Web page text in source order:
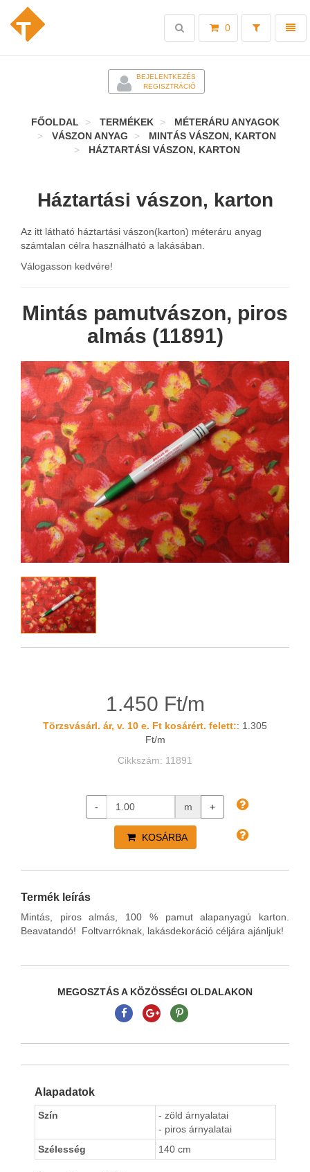
Toggle
0
Toggle
search
BEJELENTKEZÉS
REGISZTRÁCIÓ
FŐOLDAL TERMÉKEK
MÉTERÁRU ANYAGOK
VÁSZON ANYAG
MINTÁS VÁSZON, KARTON
HÁZTARTÁSI VÁSZON, KARTON
Háztartási vászon, karton
Az itt látható háztartási vászon(karton) méteráru anyag
számtalan célra használható a lakásában.
Válogasson kedvére!
Mintás pamutvászon, piros
almás (11891)
1.450 Ft/m
Törzsvásárl. ár, v. 10 e. Ft kosárért. felett:: 1.305
Ft/m
Cikkszám: 11891
- m +
KOSÁRBA
Termék leírás
Mintás, piros almás, 100 % pamut alapanyagú karton.
Beavatandó! Foltvarróknak, lakásdekoráció céljára ajánljuk!
MEGOSZTÁS A KÖZÖSSÉGI OLDALAKON
Alapadatok
Szín
- zöld árnyalatai
- piros árnyalatai
Szélesség
140 cm